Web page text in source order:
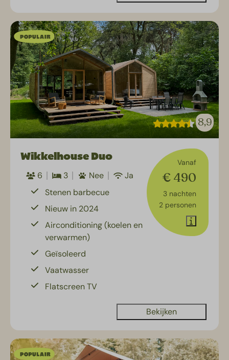
8,9
Vanaf
€ 490
3 nachten
2 personen
Wikkelhouse Duo
6 3 Nee
Ja
Stenen barbecue
Nieuw in 2024
Airconditioning (koelen en
verwarmen)
Geïsoleerd
Vaatwasser
Flatscreen TV
Bekijken